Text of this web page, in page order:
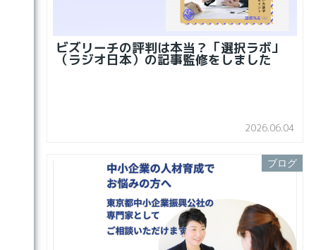
ビズリーチの評判は本当？「選択ラボ」
（ラジオ日本）の記事監修をしました
2026.06.04
ブログ